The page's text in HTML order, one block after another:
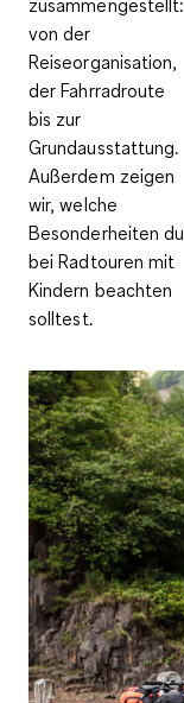
zusammengestellt:
von der
Reiseorganisation,
der Fahrradroute
bis zur
Grundausstattung.
Außerdem zeigen
wir, welche
Besonderheiten du
bei Radtouren mit
Kindern beachten
solltest.